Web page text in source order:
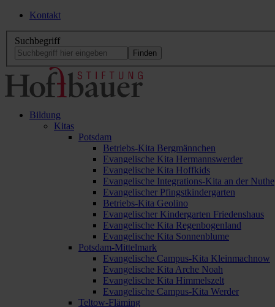
Kontakt
Suchbegriff
Bildung
Kitas
Potsdam
Betriebs-Kita Bergmännchen
Evangelische Kita Hermannswerder
Evangelische Kita Hoffkids
Evangelische Integrations-Kita an der Nuthe
Evangelischer Pfingstkindergarten
Betriebs-Kita Geolino
Evangelischer Kindergarten Friedenshaus
Evangelische Kita Regenbogenland
Evangelische Kita Sonnenblume
Potsdam-Mittelmark
Evangelische Campus-Kita Kleinmachnow
Evangelische Kita Arche Noah
Evangelische Kita Himmelszelt
Evangelische Campus-Kita Werder
Teltow-Fläming